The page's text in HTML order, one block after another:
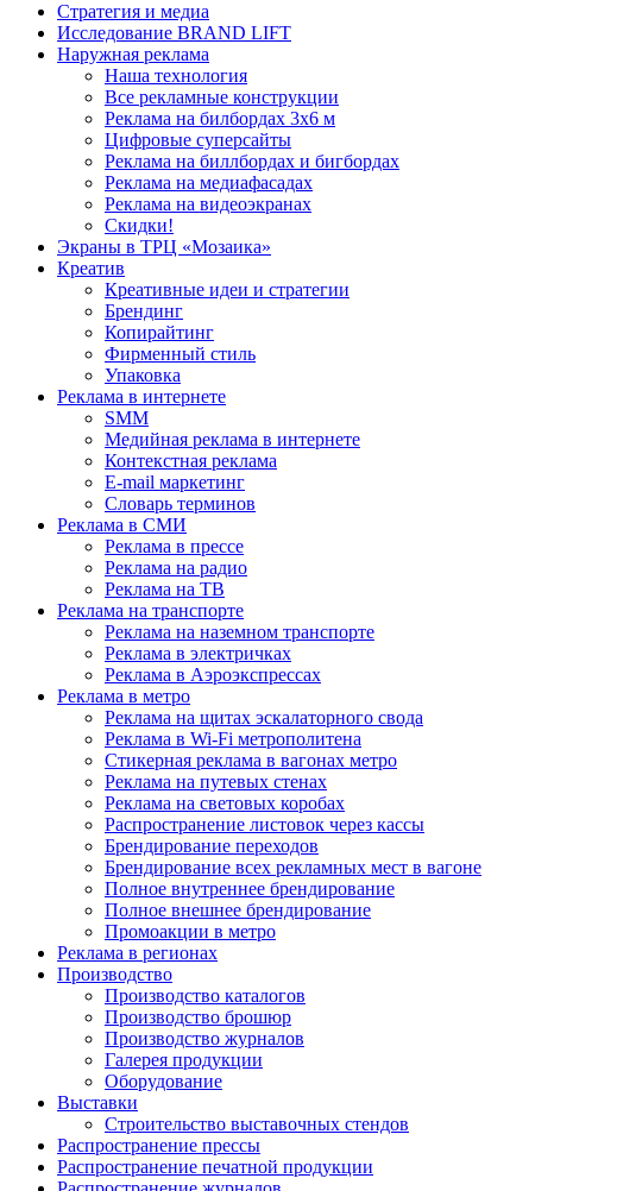
Стратегия и медиа
Исследование BRAND LIFT
Наружная реклама
Наша технология
Все рекламные конструкции
Реклама на билбордах 3х6 м
Цифровые суперсайты
Реклама на биллбордах и бигбордах
Реклама на медиафасадах
Реклама на видеоэкранах
Скидки!
Экраны в ТРЦ «Мозаика»
Креатив
Креативные идеи и стратегии
Брендинг
Копирайтинг
Фирменный стиль
Упаковка
Реклама в интернете
SMM
Медийная реклама в интернете
Контекстная реклама
E-mail маркетинг
Словарь терминов
Реклама в СМИ
Реклама в прессе
Реклама на радио
Реклама на ТВ
Реклама на транспорте
Реклама на наземном транспорте
Реклама в электричках
Реклама в Аэроэкспрессах
Реклама в метро
Реклама на щитах эскалаторного свода
Реклама в Wi-Fi метрополитена
Стикерная реклама в вагонах метро
Реклама на путевых стенах
Реклама на световых коробах
Распространение листовок через кассы
Брендирование переходов
Брендирование всех рекламных мест в вагоне
Полное внутреннее брендирование
Полное внешнее брендирование
Промоакции в метро
Реклама в регионах
Производство
Производство каталогов
Производство брошюр
Производство журналов
Галерея продукции
Оборудование
Выставки
Строительство выставочных стендов
Распространение прессы
Распространение печатной продукции